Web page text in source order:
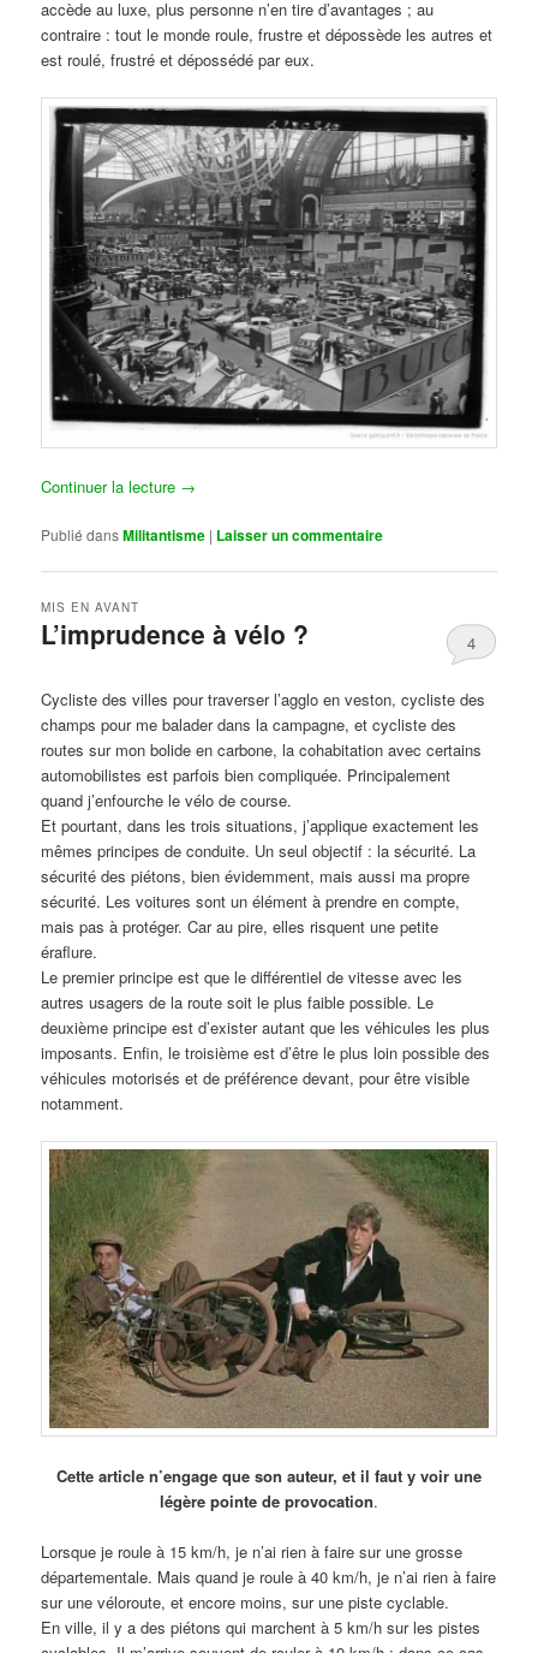
accède au luxe, plus personne n’en tire d’avantages ; au
contraire : tout le monde roule, frustre et dépossède les autres et
est roulé, frustré et dépossédé par eux.
Continuer la lecture →
Publié dansMilitantisme | Laisser un commentaire
L’imprudence à vélo ?
MIS EN AVANT
4
Cycliste des villes pour traverser l’agglo en veston, cycliste des
champs pour me balader dans la campagne, et cycliste des
routes sur mon bolide en carbone, la cohabitation avec certains
automobilistes est parfois bien compliquée. Principalement
quand j’enfourche le vélo de course.
Et pourtant, dans les trois situations, j’applique exactement les
mêmes principes de conduite. Un seul objectif : la sécurité. La
sécurité des piétons, bien évidemment, mais aussi ma propre
sécurité. Les voitures sont un élément à prendre en compte,
mais pas à protéger. Car au pire, elles risquent une petite
éraflure.
Le premier principe est que le différentiel de vitesse avec les
autres usagers de la route soit le plus faible possible. Le
deuxième principe est d’exister autant que les véhicules les plus
imposants. Enfin, le troisième est d’être le plus loin possible des
véhicules motorisés et de préférence devant, pour être visible
notamment.
Cette article n’engage que son auteur, et il faut y voir une
légère pointe de provocation.
Lorsque je roule à 15 km/h, je n’ai rien à faire sur une grosse
départementale. Mais quand je roule à 40 km/h, je n’ai rien à faire
sur une véloroute, et encore moins, sur une piste cyclable.
En ville, il y a des piétons qui marchent à 5 km/h sur les pistes